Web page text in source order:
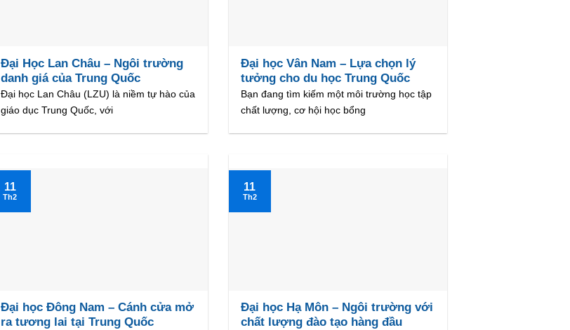
Đại Học Lan Châu – Ngôi trường
danh giá của Trung Quốc
Đại học Lan Châu (LZU) là niềm tự hào của
giáo dục Trung Quốc, với
Đại học Vân Nam – Lựa chọn lý
tưởng cho du học Trung Quốc
Bạn đang tìm kiếm một môi trường học tập
chất lượng, cơ hội học bổng
Đại học Đông Nam – Cánh cửa mở
ra tương lai tại Trung Quốc
11
Th2
Đại học Hạ Môn – Ngôi trường với
chất lượng đào tạo hàng đầu
11
Th2